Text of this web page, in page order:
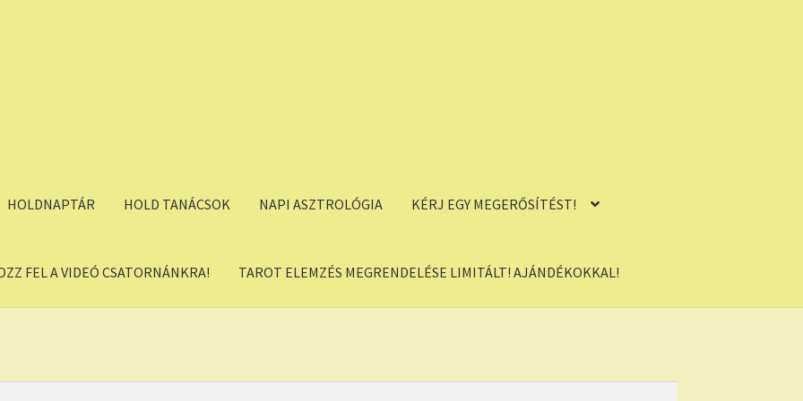
HOLDNAPTÁR HOLD TANÁCSOK NAPI ASZTROLÓGIA KÉRJ EGY MEGERŐSÍTÉST!
FEL A VIDEÓ CSATORNÁNKRA! TAROT ELEMZÉS MEGRENDELÉSE LIMITÁLT! AJÁNDÉKOKKAL!